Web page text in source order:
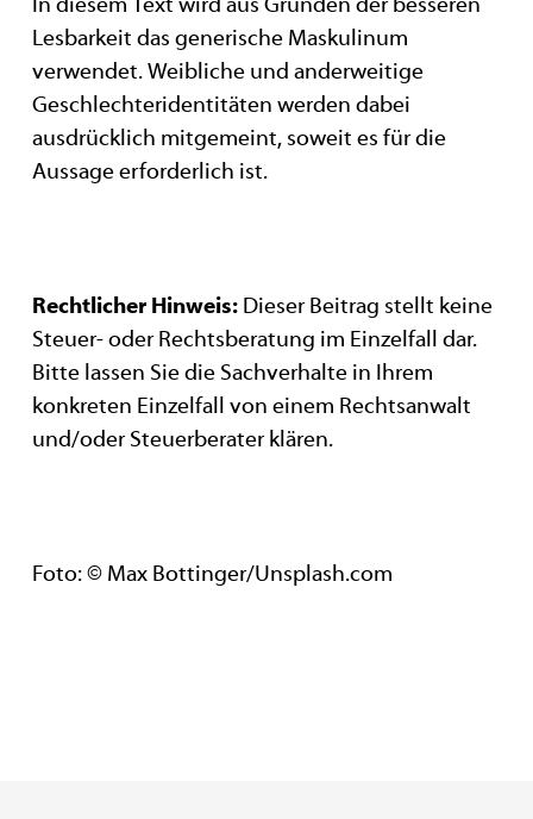
Lesbarkeit das generische Maskulinum
verwendet. Weibliche und anderweitige
Geschlechteridentitäten werden dabei
ausdrücklich mitgemeint, soweit es für die
Aussage erforderlich ist.
Rechtlicher Hinweis:Dieser Beitrag stellt keine
Steuer- oder Rechtsberatung im Einzelfall dar.
Bitte lassen Sie die Sachverhalte in Ihrem
konkreten Einzelfall von einem Rechtsanwalt
und/oder Steuerberater klären.
Foto: © Max Bottinger/Unsplash.com